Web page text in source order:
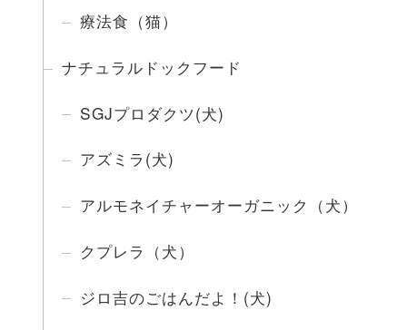
療法食（猫）
ナチュラルドックフード
SGJプロダクツ(犬)
アズミラ(犬)
アルモネイチャーオーガニック（犬）
クプレラ（犬）
ジロ吉のごはんだよ！(犬)